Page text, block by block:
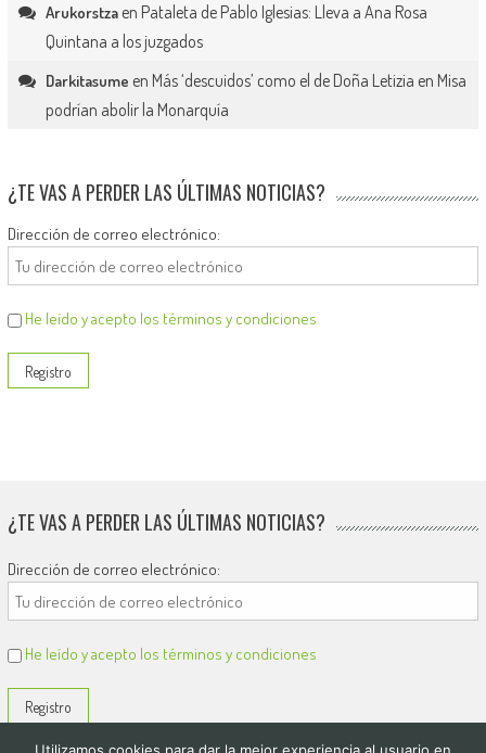
Arukorstzaen Pataleta de Pablo Iglesias: Lleva a Ana Rosa
Quintana a los juzgados
Darkitasume en Más ‘descuidos’ como el de Doña Letizia en Misa
podrían abolir la Monarquía
¿TE VAS A PERDER LAS ÚLTIMAS NOTICIAS?
Dirección de correo electrónico:
He leído y acepto los términos y condiciones
¿TE VAS A PERDER LAS ÚLTIMAS NOTICIAS?
Dirección de correo electrónico:
He leído y acepto los términos y condiciones